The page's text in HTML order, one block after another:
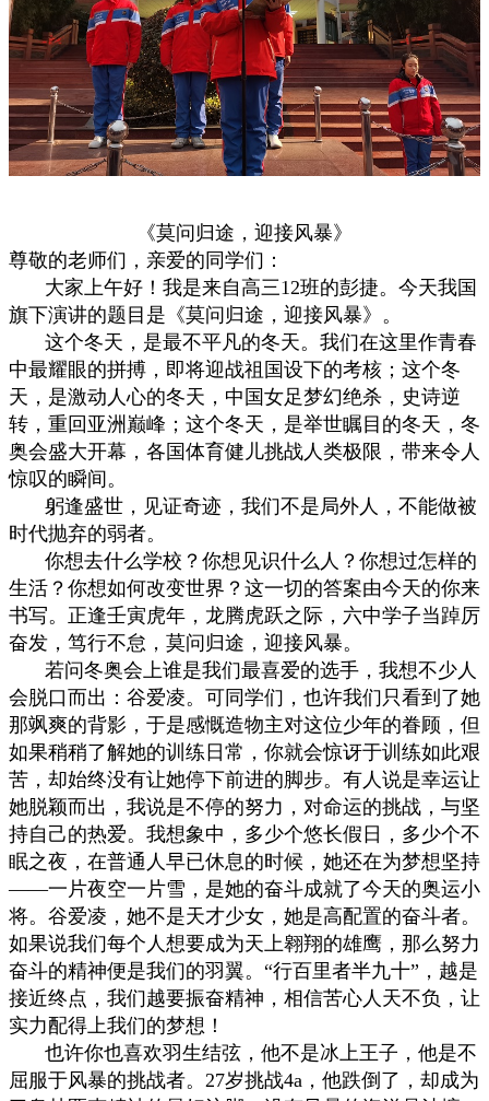
《莫问归途，迎接风暴》
尊敬的老师们，亲爱的同学们：
大家上午好！我是来自高三12班的彭捷。今天我国
旗下演讲的题目是《莫问归途，迎接风暴》。
这个冬天，是最不平凡的冬天。我们在这里作青春
中最耀眼的拼搏，即将迎战祖国设下的考核；这个冬
天，是激动人心的冬天，中国女足梦幻绝杀，史诗逆
转，重回亚洲巅峰；这个冬天，是举世瞩目的冬天，冬
奥会盛大开幕，各国体育健儿挑战人类极限，带来令人
惊叹的瞬间。
躬逢盛世，见证奇迹，我们不是局外人，不能做被
时代抛弃的弱者。
你想去什么学校？你想见识什么人？你想过怎样的
生活？你想如何改变世界？这一切的答案由今天的你来
书写。正逢壬寅虎年，龙腾虎跃之际，六中学子当踔厉
奋发，笃行不怠，莫问归途，迎接风暴。
若问冬奥会上谁是我们最喜爱的选手，我想不少人
会脱口而出：谷爱凌。可同学们，也许我们只看到了她
那飒爽的背影，于是感慨造物主对这位少年的眷顾，但
如果稍稍了解她的训练日常，你就会惊讶于训练如此艰
苦，却始终没有让她停下前进的脚步。有人说是幸运让
她脱颖而出，我说是不停的努力，对命运的挑战，与坚
持自己的热爱。我想象中，多少个悠长假日，多少个不
眠之夜，在普通人早已休息的时候，她还在为梦想坚持
——一片夜空一片雪，是她的奋斗成就了今天的奥运小
将。谷爱凌，她不是天才少女，她是高配置的奋斗者。
如果说我们每个人想要成为天上翱翔的雄鹰，那么努力
奋斗的精神便是我们的羽翼。 “行百里者半九十” ，越是
接近终点，我们越要振奋精神，相信苦心人天不负，让
实力配得上我们的梦想！
也许你也喜欢羽生结弦，他不是冰上王子，他是不
屈服于风暴的挑战者。 27岁挑战4a ，他跌倒了，却成为